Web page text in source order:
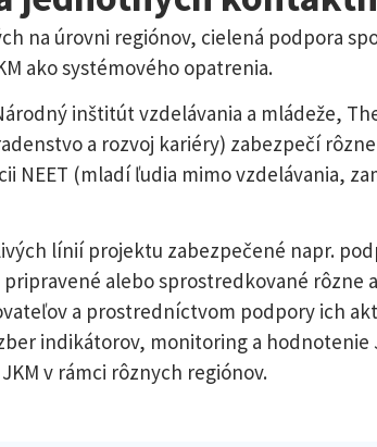
na úrovni regiónov, cielená podpora
ako systémového opatrenia.
inštitút vzdelávania a mládeže,
a rozvoj kariéry) zabezpečí
NEET (mladí ľudia mimo vzdelávania,
línií projektu zabezpečené napr.
alebo sprostredkované
a prostredníctvom podpory ich
indikátorov, monitoring a
v rámci rôznych regiónov.